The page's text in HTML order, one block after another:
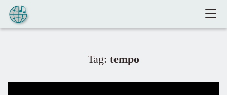
Pular para o conteúdo
Tag: tempo